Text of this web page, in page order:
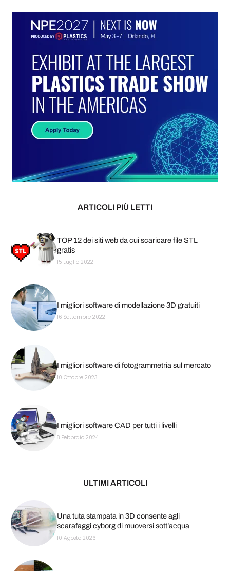
ARTICOLI PIÙ LETTI
TOP 12 dei siti web da cui scaricare file STL
gratis
15 Luglio 2022
I migliori software di modellazione 3D gratuiti
16 Settembre 2022
I migliori software di fotogrammetria sul mercato
10 Ottobre 2023
I migliori software CAD per tutti i livelli
8 Febbraio 2024
ULTIMI ARTICOLI
Una tuta stampata in 3D consente agli
scarafaggi cyborg di muoversi sott’acqua
10 Agosto 2026